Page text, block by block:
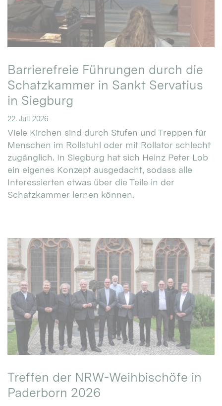
Barrierefreie Führungen durch die
Schatzkammer in Sankt Servatius
in Siegburg
22. Juli 2026
Viele Kirchen sind durch Stufen und Treppen für
Menschen im Rollstuhl oder mit Rollator schlecht
zugänglich. In Siegburg hat sich Heinz Peter Lob
ein eigenes Konzept ausgedacht, sodass alle
Interessierten etwas über die Teile in der
Schatzkammer lernen können.
Treffen der NRW-Weihbischöfe in
Paderborn 2026